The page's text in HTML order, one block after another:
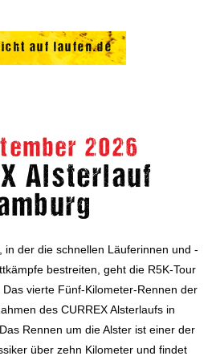
auf laufen.de
2026
Alsterlauf
in der die schnellen Läuferinnen und -
bestreiten, geht die R5K-Tour
vierte Fünf-Kilometer-Rennen der
des CURREX Alsterlaufs in
Rennen um die Alster ist einer der
über zehn Kilometer und findet